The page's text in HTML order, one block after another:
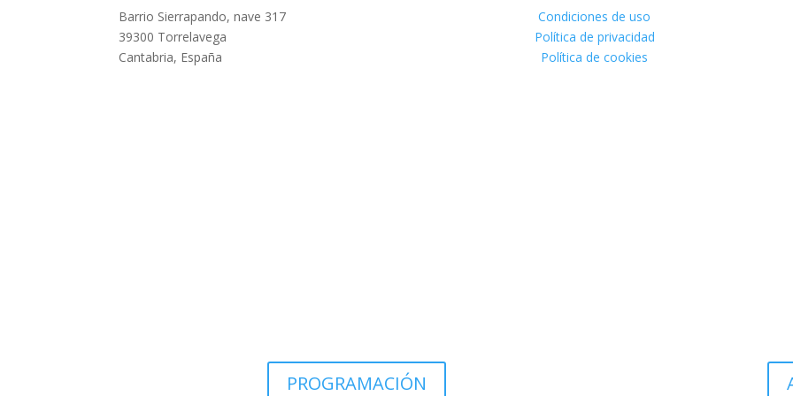
Barrio Sierrapando, nave 317
39300 Torrelavega
Cantabria, España
Condiciones de uso
Política de privacidad
Política de cookies
PROGRAMACIÓN